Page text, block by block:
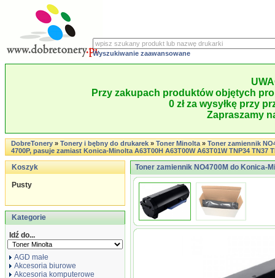
Wyszukiwanie zaawansowane
Przy zakupach produktów objętych
0 zł za wysyłkę przy
Zapraszamy
DobreTonery»Tonery i bębny do drukarek»Toner Minolta»Toner zamiennik
4700P, pasuje zamiast Konica-Minolta A63T00H A63T00W A63T01W TNP34
Koszyk
Pusty
Kategorie
Idź do...
AGD małe
Akcesoria biurowe
Akcesoria komputerowe
Toner zamiennik NO4700M do Konica-